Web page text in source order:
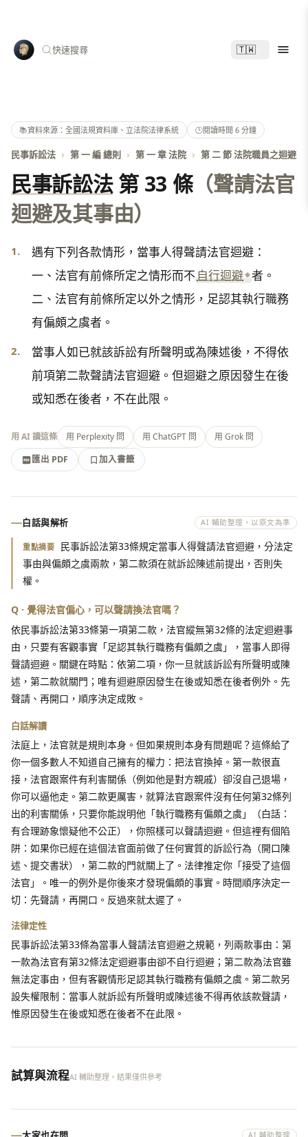
快速搜尋 🇹🇼
📚資料來源：全國法規資料庫、立法院法律系統 🕑閱讀時間 6 分鐘
民事訴訟法 › 第 一 編 總則 › 第 一 章 法院 › 第 二 節 法院職員之迴避
民事訴訟法第 33 條（聲請法官
迴避及其事由）
1.
遇有下列各款情形，當事人得聲請法官迴避：
一、法官有前條所定之情形而不 自行迴避 者。
二、法官有前條所定以外之情形，足認其執行職務
有偏頗之虞者。
2.
當事人如已就該訴訟有所聲明或為陳述後，不得依
前項第二款聲請法官迴避。但迴避之原因發生在後
或知悉在後者，不在此限。
用 AI 讀這條 用 Perplexity 問 用 ChatGPT 問
用 Grok 問
匯出 PDF
加入書籤
匯出 PDF
加入書籤
白話與解析 AI 輔助整理，以原文為準
重點摘要
民事訴訟法第33條規定當事人得聲請法官迴避，分法定
事由與偏頗之虞兩款，第二款須在就訴訟陳述前提出，否則失
權。
Q · 覺得法官偏心，可以聲請換法官嗎？
依民事訴訟法第33條第一項第二款，法官縱無第32條的法定迴避事
由，只要有客觀事實「足認其執行職務有偏頗之虞」，當事人即得
聲請迴避。關鍵在時點：依第二項，你一旦就該訴訟有所聲明或陳
述，第二款就關門；唯有迴避原因發生在後或知悉在後者例外。先
聲請、再開口，順序決定成敗。
白話解讀
法庭上，法官就是規則本身。但如果規則本身有問題呢？這條給了
你一個多數人不知道自己擁有的權力：把法官換掉。第一款很直
接，法官跟案件有利害關係（例如他是對方親戚）卻沒自己退場，
你可以逼他走。第二款更厲害，就算法官跟案件沒有任何第32條列
出的利害關係，只要你能說明他「執行職務有偏頗之虞」（白話：
有合理跡象懷疑他不公正），你照樣可以聲請迴避。但這裡有個陷
阱：如果你已經在這個法官面前做了任何實質的訴訟行為（開口陳
述、提交書狀），第二款的門就關上了。法律推定你「接受了這個
法官」。唯一的例外是你後來才發現偏頗的事實。時間順序決定一
切：先聲請，再開口。反過來就太遲了。
法律定性
民事訴訟法第33條為當事人聲請法官迴避之規範，列兩款事由：第
一款為法官有第32條法定迴避事由卻不自行迴避；第二款為法官雖
無法定事由，但有客觀情形足認其執行職務有偏頗之虞。第二款另
設失權限制：當事人就訴訟有所聲明或陳述後不得再依該款聲請，
惟原因發生在後或知悉在後者不在此限。
試算與流程AI 輔助整理，結果僅供參考
AI 輔助整理